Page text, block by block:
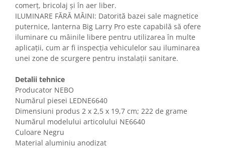
Ochelari de soare
Ochelari de vedere
Gaming, Carti & Birotica
Birotica & Papetarie
Console, Jocuri & Accesorii
Ingrijire personala & Cosmetice
Accesorii aparate de ras electrice
Accesorii aparate hair styling
Aparate & Accesorii ingrijire
personala
Aparate cosmetice
comerț, bricolaj și în aer liber.
ILUMINARE FĂRĂ MÂINI: Datorită bazei sale magnetice
puternice, lanterna Big Larry Pro este capabilă să ofere
iluminare cu mâinile libere pentru utilizarea în multe
aplicații, cum ar fi inspecția vehiculelor sau iluminarea
unei zone de scurgere pentru instalații sanitare.
Detalii tehnice
Producator NEBO
Numărul piesei LEDNE6640
Dimensiuni produs ‎2 x 2,5 x 19,7 cm; 222 de grame
Numărul modelului articolului NE6640
Culoare Negru
Material aluminiu anodizat